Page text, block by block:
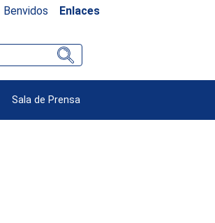
Benvidos Enlaces
Sala de Prensa